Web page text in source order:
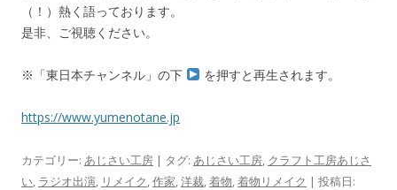
（！）熱く語っております。
是非、ご視聴ください。
※「東日本チャンネル」の下 を押すと再生されます。
https://www.yumenotane.jp
カテゴリー: あじさい工房 | タグ: あじさい工房, クラフト工房あじさ
い, ラジオ出演, リメイク,作家,洋裁,着物,着物リメイク | 投稿日: